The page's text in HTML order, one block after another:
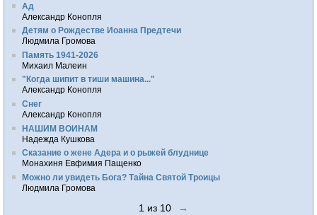
Ад
Александр Конопля
Детям о Рождестве Иоанна Предтечи
Людмила Громова
Память 1941-2026
Михаил Малеин
"Когда шипит в тиши машина..."
Александр Конопля
Снег
Александр Конопля
НАШИМ ВОИНАМ
Надежда Кушкова
Сказание о жене Адера и о рыжей блуднице
Монахиня Евфимия Пащенко
Можно ли увидеть Бога? Тайна Святой Троицы
Людмила Громова
1 из 10 →